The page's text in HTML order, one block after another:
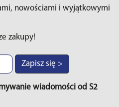
nowościami i wyjątkowymi
zakupy!
Zapisz się >
wiadomości od S2